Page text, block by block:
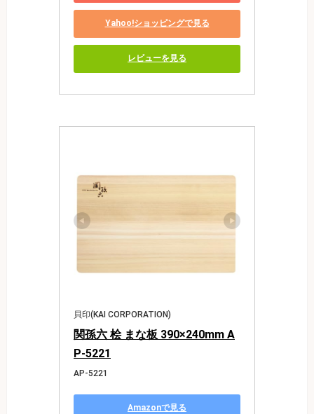
Yahoo!ショッピングで見る
レビューを見る
貝印(KAI CORPORATION)
関孫六 桧 まな板 390×240mm A
P-5221
AP-5221
Amazonで見る